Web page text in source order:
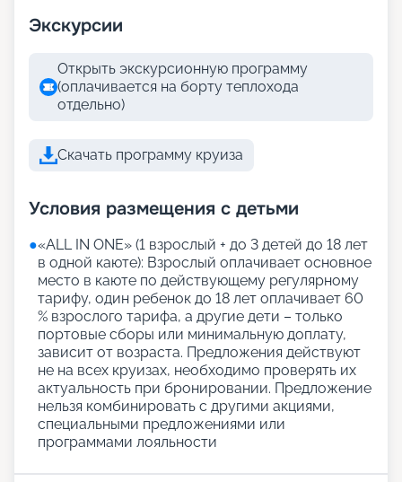
Экскурсии
Открыть экскурсионную программу
(оплачивается на борту теплохода
отдельно)
Скачать программу круиза
Условия размещения с детьми
●«АLL IN ONE» (1 взрослый + до 3 детей до 18 лет
в одной каюте): Взрослый оплачивает основное
место в каюте по действующему регулярному
тарифу, один ребенок до 18 лет оплачивает 60
% взрослого тарифа, а другие дети – только
портовые сборы или минимальную доплату,
зависит от возраста. Предложения действуют
не на всех круизах, необходимо проверять их
актуальность при бронировании. Предложение
нельзя комбинировать с другими акциями,
специальными предложениями или
программами лояльности